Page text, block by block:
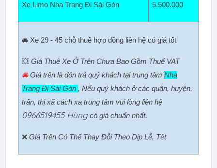
Xe Limo Nha Trang Đi Sài Gòn 5.500.000
🚘 Xe 29 - 45 chỗ thuê hợp đồng liên hệ có giá tốt
💥 Giá Thuê Xe Ở Trên Chưa Bao Gồm Thuế VAT
🚘Giá trên là đón trả quý khách tại trung tâm Nha
Trang Đi Sài Gòn , Nếu quý khách ở các quận, huyện,
trấn, thị xã cách xa trung tâm vui lòng liên hệ
0966519455 Hùngcó giá chuẩn nhất.
❌ Giá Trên Có Thể Thay Đỗi Theo Dịp Lễ, Tết